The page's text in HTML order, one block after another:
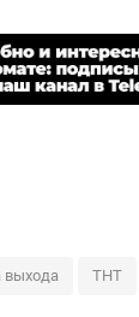
выхода ТНТ